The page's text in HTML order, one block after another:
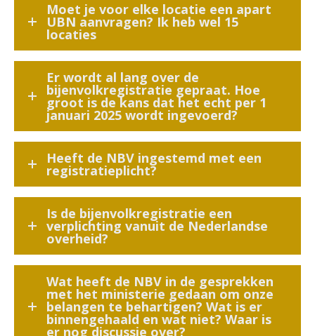
Moet je voor elke locatie een apart
UBN aanvragen? Ik heb wel 15
locaties
Er wordt al lang over de
bijenvolkregistratie gepraat. Hoe
groot is de kans dat het echt per 1
januari 2025 wordt ingevoerd?
Heeft de NBV ingestemd met een
registratieplicht?
Is de bijenvolkregistratie een
verplichting vanuit de Nederlandse
overheid?
Wat heeft de NBV in de gesprekken
met het ministerie gedaan om onze
belangen te behartigen? Wat is er
binnengehaald en wat niet? Waar is
er nog discussie over?